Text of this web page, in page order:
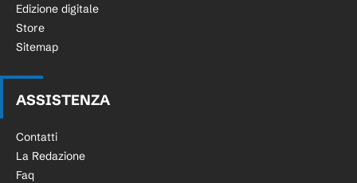
Edizione digitale
Store
Sitemap
ASSISTENZA
Contatti
La Redazione
Faq